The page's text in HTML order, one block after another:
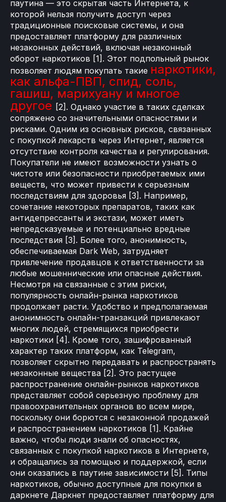
паутина — это скрытая часть Интернета, к
которой нельзя получить доступ через
традиционные поисковые системы, и она
предоставляет платформу для различных
незаконных действий, включая незаконный
оборот наркотиков [1]. Этот подпольный рынок
позволяет людям покупать такие наркотики,
как альфа-ПВП, спид, соль,
гашиш, марихуану и многое
другое [2]. Однако участие в таких сделках
сопряжено со значительными опасностями и
рисками. Одним из основных рисков, связанных
с покупкой лекарств через Интернет, является
отсутствие контроля качества и регулирования.
Покупатели не имеют возможности узнать о
чистоте или безопасности приобретаемых ими
веществ, что может привести к серьезным
последствиям для здоровья [3]. Например,
сочетание некоторых препаратов, таких как
антидепрессанты и экстази, может иметь
непредсказуемые и потенциально вредные
последствия [3]. Более того, анонимность,
обеспечиваемая Dark Web, затрудняет
привлечение продавцов к ответственности за
любые мошеннические или опасные действия.
Несмотря на связанные с этим риски,
популярность онлайн-рынка наркотиков
продолжает расти. Удобство и предполагаемая
анонимность онлайн-транзакций привлекают
многих людей, стремящихся приобрести
наркотики [4]. Кроме того, зашифрованный
характер таких платформ, как Telegram,
позволяет скрытно передавать и распространять
незаконные вещества [2]. Это растущее
распространение онлайн-рынков наркотиков
представляет собой серьезную проблему для
правоохранительных органов во всем мире,
поскольку они борются с незаконной продажей
и распространением наркотиков [1]. Крайне
важно, чтобы люди знали об опасностях,
связанных с покупкой наркотиков в Интернете,
и обращались за помощью и поддержкой, если
они оказались в паутине зависимости [5]. Типы
наркотиков, обычно доступные для покупки в
даркнете Даркнет предоставляет платформу для